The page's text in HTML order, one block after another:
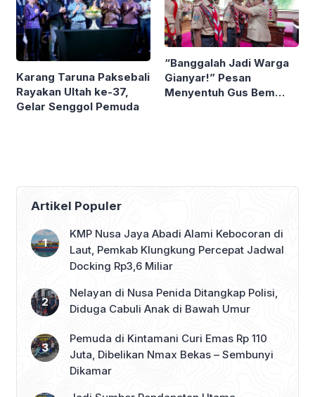
Karang Taruna Paksebali
Rayakan Ultah ke-37,
Gelar Senggol Pemuda
“Banggalah Jadi Warga
Gianyar!” Pesan
Menyentuh Gus Bem
Artikel Populer
KMP Nusa Jaya Abadi Alami Kebocoran di
Laut, Pemkab Klungkung Percepat Jadwal
Docking Rp3,6 Miliar
Nelayan di Nusa Penida Ditangkap Polisi,
Diduga Cabuli Anak di Bawah Umur
Pemuda di Kintamani Curi Emas Rp 110
Juta, Dibelikan Nmax Bekas – Sembunyi
Dikamar